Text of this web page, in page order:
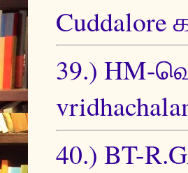
Cuddalore
39.) HM-
40.) BT-